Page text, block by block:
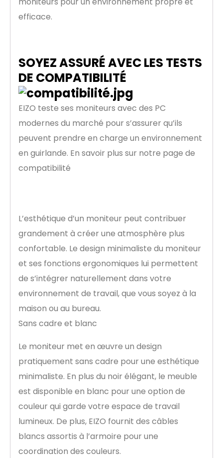
efficace.
SOYEZ ASSURÉ AVEC LES TESTS
DE COMPATIBILITÉ
EIZO teste ses moniteurs avec des PC
modernes du marché pour s’assurer qu’ils
peuvent prendre en charge un environnement
en guirlande. En savoir plus sur notre page de
compatibilité
L’esthétique d’un moniteur peut contribuer
grandement à créer une atmosphère plus
confortable. Le design minimaliste du moniteur
et ses fonctions ergonomiques lui permettent
de s’intégrer naturellement dans votre
environnement de travail, que vous soyez à la
maison ou au bureau.
Sans cadre et blanc
Le moniteur met en œuvre un design
pratiquement sans cadre pour une esthétique
minimaliste. En plus du noir élégant, le meuble
est disponible en blanc pour une option de
couleur qui garde votre espace de travail
lumineux. De plus, EIZO fournit des câbles
blancs assortis à l’armoire pour une
coordination des couleurs.